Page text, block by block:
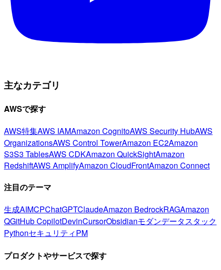
主なカテゴリ
AWSで探す
AWS特集AWS IAMAmazon CognitoAWS Security HubAWS
OrganizationsAWS Control TowerAmazon EC2Amazon
S3S3 TablesAWS CDKAmazon QuickSightAmazon
RedshiftAWS AmplifyAmazon CloudFrontAmazon Connect
注目のテーマ
生成AIMCPChatGPTClaudeAmazon BedrockRAGAmazon
QGitHub CopilotDevinCursorObsidianモダンデータスタック
PythonセキュリティPM
プロダクトやサービスで探す